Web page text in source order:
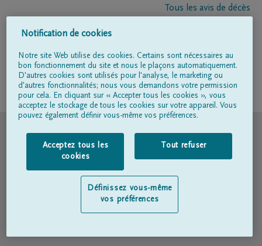
Tous les avis de décès
Entrepreneur de pompes funèbres
Suivez-nous sur
Conditions d'utilisation
Déclaration relative à la vie privée
Déclaration d’accessibilité
Notification de cookies
Notre site Web utilise des cookies. Certains sont nécessaires au
bon fonctionnement du site et nous le plaçons automatiquement.
D'autres cookies sont utilisés pour l'analyse, le marketing ou
d'autres fonctionnalités; nous vous demandons votre permission
pour cela. En cliquant sur « Accepter tous les cookies », vous
acceptez le stockage de tous les cookies sur votre appareil. Vous
pouvez également définir vous-même vos préférences.
Acceptez tous les
cookies
Tout refuser
Définissez vous-même
vos préférences